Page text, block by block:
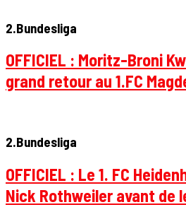
2.Bundesliga
OFFICIEL : Moritz-Broni
grand retour au 1.FC
2.Bundesliga
OFFICIEL : Le 1. FC
Nick Rothweiler avant de